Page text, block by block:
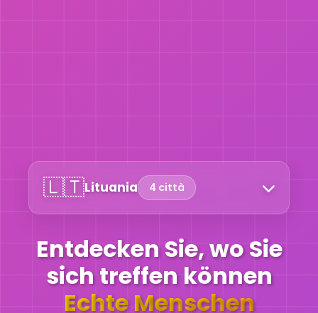
🇱🇹Lituania 4 città
Entdecken Sie, wo Sie
sich treffen können
Echte Menschen